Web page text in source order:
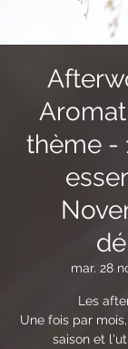
thème -
mar. 28
Les
Une fois par
saison et